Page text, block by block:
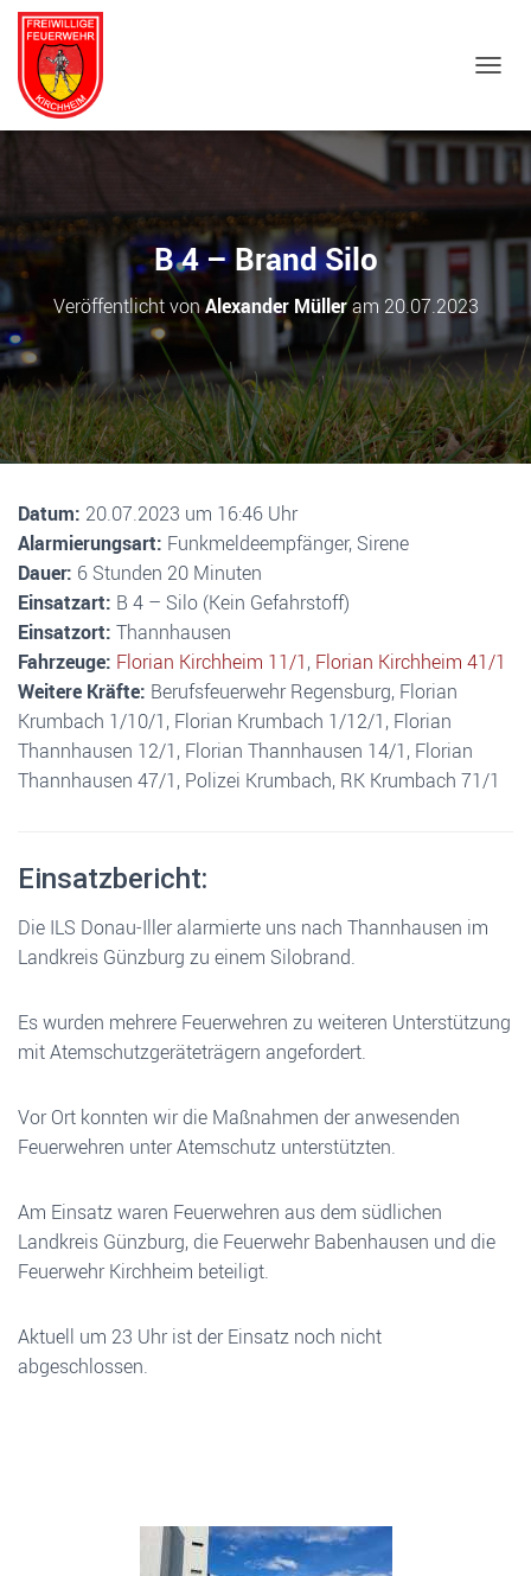
B 4 – Brand Silo
Veröffentlicht vonAlexander Mülleram 20.07.2023
Datum: 20.07.2023 um 16:46 Uhr
Alarmierungsart: Funkmeldeempfänger, Sirene
Dauer: 6 Stunden 20 Minuten
Einsatzart: B 4 – Silo (Kein Gefahrstoff)
Einsatzort: Thannhausen
Fahrzeuge: Florian Kirchheim 11/1, Florian Kirchheim 41/1
Weitere Kräfte: Berufsfeuerwehr Regensburg, Florian
Krumbach 1/10/1, Florian Krumbach 1/12/1, Florian
Thannhausen 12/1, Florian Thannhausen 14/1, Florian
Thannhausen 47/1, Polizei Krumbach, RK Krumbach 71/1
Einsatzbericht:
Die ILS Donau-Iller alarmierte uns nach Thannhausen im
Landkreis Günzburg zu einem Silobrand.
Es wurden mehrere Feuerwehren zu weiteren Unterstützung
mit Atemschutzgeräteträgern angefordert.
Vor Ort konnten wir die Maßnahmen der anwesenden
Feuerwehren unter Atemschutz unterstützten.
Am Einsatz waren Feuerwehren aus dem südlichen
Landkreis Günzburg, die Feuerwehr Babenhausen und die
Feuerwehr Kirchheim beteiligt.
Aktuell um 23 Uhr ist der Einsatz noch nicht
abgeschlossen.